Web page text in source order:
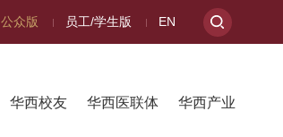
公众版 员工/学生版 EN
华西校友 华西医联体 华西产业